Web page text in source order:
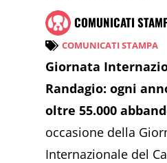
COMUNICATI
COMUNICATI STAMPA
Giornata
Randagio: ogni
oltre 55.000
occasione della
Internazionale del